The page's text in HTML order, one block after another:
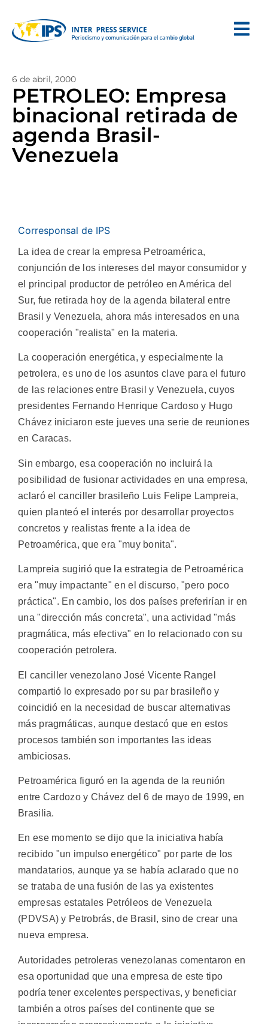
6 de abril, 2000
PETROLEO: Empresa
binacional retirada de
agenda Brasil-
Venezuela
Corresponsal de IPS
La idea de crear la empresa Petroamérica,
conjunción de los intereses del mayor consumidor y
el principal productor de petróleo en América del
Sur, fue retirada hoy de la agenda bilateral entre
Brasil y Venezuela, ahora más interesados en una
cooperación "realista" en la materia.
La cooperación energética, y especialmente la
petrolera, es uno de los asuntos clave para el futuro
de las relaciones entre Brasil y Venezuela, cuyos
presidentes Fernando Henrique Cardoso y Hugo
Chávez iniciaron este jueves una serie de reuniones
en Caracas.
Sin embargo, esa cooperación no incluirá la
posibilidad de fusionar actividades en una empresa,
aclaró el canciller brasileño Luis Felipe Lampreia,
quien planteó el interés por desarrollar proyectos
concretos y realistas frente a la idea de
Petroamérica, que era "muy bonita".
Lampreia sugirió que la estrategia de Petroamérica
era "muy impactante" en el discurso, "pero poco
práctica". En cambio, los dos países preferirían ir en
una "dirección más concreta", una actividad "más
pragmática, más efectiva" en lo relacionado con su
cooperación petrolera.
El canciller venezolano José Vicente Rangel
compartió lo expresado por su par brasileño y
coincidió en la necesidad de buscar alternativas
más pragmáticas, aunque destacó que en estos
procesos también son importantes las ideas
ambiciosas.
Petroamérica figuró en la agenda de la reunión
entre Cardozo y Chávez del 6 de mayo de 1999, en
Brasilia.
En ese momento se dijo que la iniciativa había
recibido "un impulso energético" por parte de los
mandatarios, aunque ya se había aclarado que no
se trataba de una fusión de las ya existentes
empresas estatales Petróleos de Venezuela
(PDVSA) y Petrobrás, de Brasil, sino de crear una
nueva empresa.
Autoridades petroleras venezolanas comentaron en
esa oportunidad que una empresa de este tipo
podría tener excelentes perspectivas, y beneficiar
también a otros países del continente que se